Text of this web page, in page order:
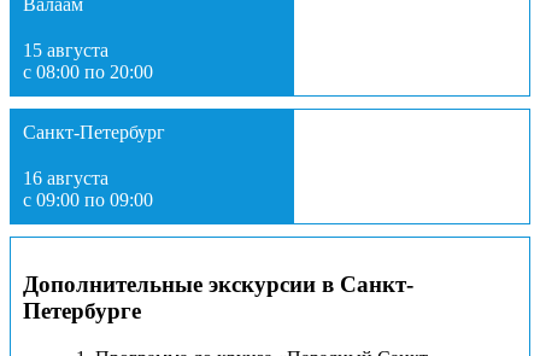
15 августа
с 08:00 по 20:00
Санкт-Петербург
16 августа
с 09:00 по 09:00
Дополнительные экскурсии в Санкт-
Петербурге